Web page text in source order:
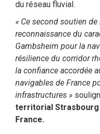
du réseau fluvial.
« Ce second soutien
reconnaissance du
Gambsheim pour la
résilience du corridor
la confiance accordée
navigables de France
infrastructures »
territorial Strasbourg
France.